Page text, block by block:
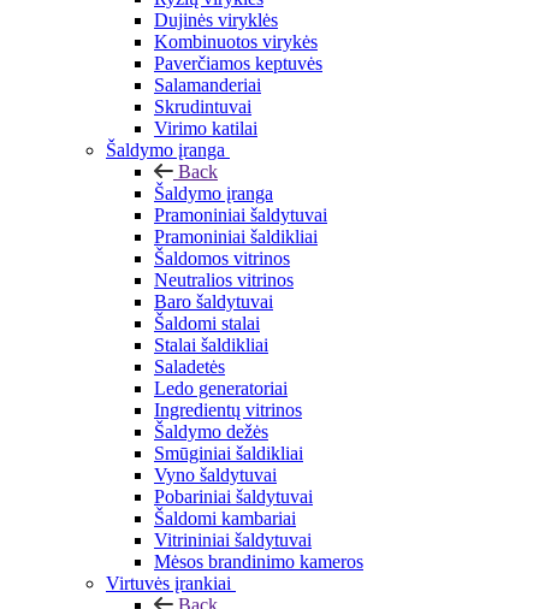
Dujinės viryklės
Kombinuotos virykės
Paverčiamos keptuvės
Salamanderiai
Skrudintuvai
Virimo katilai
Šaldymo įranga
Back
Šaldymo įranga
Pramoniniai šaldytuvai
Pramoniniai šaldikliai
Šaldomos vitrinos
Neutralios vitrinos
Baro šaldytuvai
Šaldomi stalai
Stalai šaldikliai
Saladetės
Ledo generatoriai
Ingredientų vitrinos
Šaldymo dežės
Smūginiai šaldikliai
Vyno šaldytuvai
Pobariniai šaldytuvai
Šaldomi kambariai
Vitrininiai šaldytuvai
Mėsos brandinimo kameros
Virtuvės įrankiai
Back